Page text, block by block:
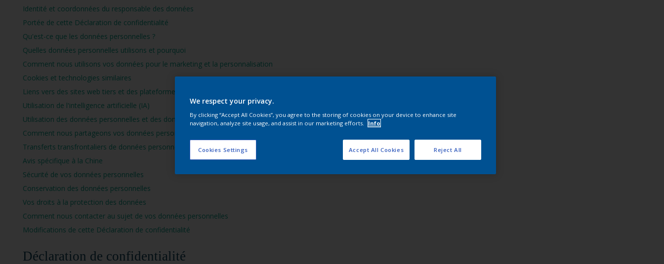
Identité et coordonnées du responsable des données
Portée de cette Déclaration de confidentialité
Qu'est-ce que les données personnelles ?
Quelles données personnelles utilisons et pourquoi
Comment nous utilisons vos données pour le marketing et la personnalisation
Cookies et technologies similaires
Liens vers des sites web tiers et des plateformes médiatiques
Utilisation de l'intelligence artificielle (IA)
Utilisation des données personnelles et des données fournies par d'autres
Comment nous partageons vos données personnelles
Transferts transfrontaliers de données personnelles
Avis spécifique à la Chine
Sécurité de vos données personnelles
Conservation des données personnelles
Vos droits à la protection des données
Comment nous contacter au sujet de vos données personnelles
Modifications de cette Déclaration de confidentialité
Déclaration de confidentialité
We respect your privacy.
By clicking “Accept All Cookies”, you agree to the storing of cookies on your device to enhance site
navigation, analyze site usage, and assist in our marketing efforts.
Info
Cookies Settings Reject All
Accept All Cookies